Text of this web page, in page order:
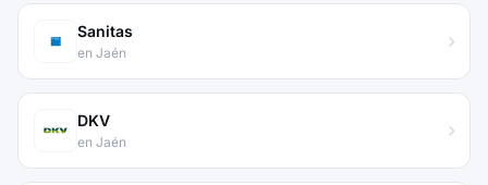
Sanitas
en Jaén
DKV
en Jaén